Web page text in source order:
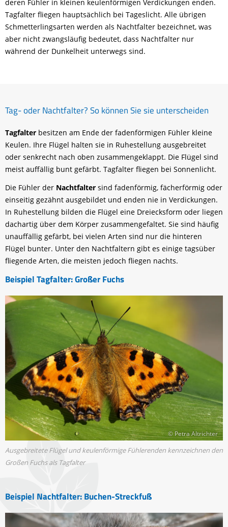
deren Fühler in kleinen keulenförmigen Verdickungen enden.
Tagfalter fliegen hauptsächlich bei Tageslicht. Alle übrigen
Schmetterlingsarten werden als Nachtfalter bezeichnet, was
aber nicht zwangsläufig bedeutet, dass Nachtfalter nur
während der Dunkelheit unterwegs sind.
Tag- oder Nachtfalter? So können Sie sie unterscheiden
Tagfalter besitzen am Ende der fadenförmigen Fühler kleine
Keulen. Ihre Flügel halten sie in Ruhestellung ausgebreitet
oder senkrecht nach oben zusammengeklappt. Die Flügel sind
meist auffällig bunt gefärbt. Tagfalter fliegen bei Sonnenlicht.
Die Fühler der Nachtfalter sind fadenförmig, fächerförmig oder
einseitig gezähnt ausgebildet und enden nie in Verdickungen.
In Ruhestellung bilden die Flügel eine Dreiecksform oder liegen
dachartig über dem Körper zusammengefaltet. Sie sind häufig
unauffällig gefärbt, bei vielen Arten sind nur die hinteren
Flügel bunter. Unter den Nachtfaltern gibt es einige tagsüber
fliegende Arten, die meisten jedoch fliegen nachts.
Beispiel Tagfalter: Großer Fuchs
© Petra Altrichter
Ausgebreitete Flügel und keulenförmige Fühlerenden kennzeichnen den
Großen Fuchs als Tagfalter
Beispiel Nachtfalter: Buchen-Streckfuß